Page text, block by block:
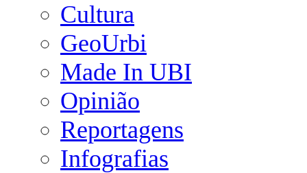
Cultura
GeoUrbi
Made In UBI
Opinião
Reportagens
Infografias